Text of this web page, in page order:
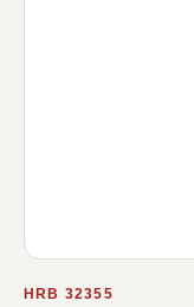
HRB 32355